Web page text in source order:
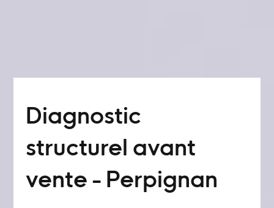
Diagnostic
structurel avant
vente - Perpignan